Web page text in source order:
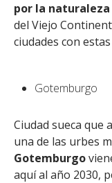
por la naturaleza
del Viejo
ciudades con
Gotemburgo
Ciudad sueca que
una de las urbes
Gotemburgo
aquí al año 2030,